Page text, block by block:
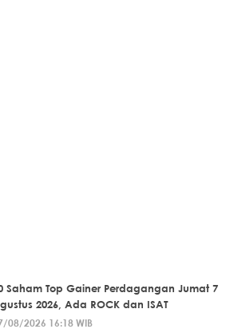
Saham Top Gainer Perdagangan Jumat 7
2026, Ada ROCK dan ISAT
08/2026 16:18 WIB